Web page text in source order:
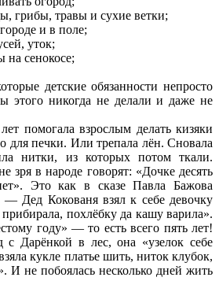
грибы, травы и сухие ветки;
и в поле;
уток;
на сенокосе;
детские обязанности непросто
этого никогда не делали и даже не
помогала взрослым делать кизяки
для печки. Или трепала лён. Сновала
нитки, из которых потом ткали.
зря в народе говорят: «Дочке десять
Это как в сказе Павла Бажова
— Дед Кокованя взял к себе девочку
похлёбку да кашу варила».
году» — то есть всего пять лет!
с Дарёнкой в лес, она «узелок себе
кукле платье шить, ниток клубок,
И не побоялась несколько дней жить